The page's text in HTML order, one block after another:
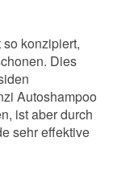
konzipiert,
Dies
Autoshampoo
ist aber durch
sehr effektive